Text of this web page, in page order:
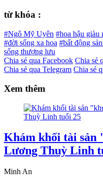
từ khóa :
#Ngô Mỹ Uyên #hoa hậu giàu
#đời sống xa hoa #bất động
sống thượng lưu
Chia sẻ qua Facebook Chia sẻ
Chia sẻ qua Telegram Chia sẻ
Xem thêm
Khám khối tài sản
Lương Thuỳ Linh
Minh An